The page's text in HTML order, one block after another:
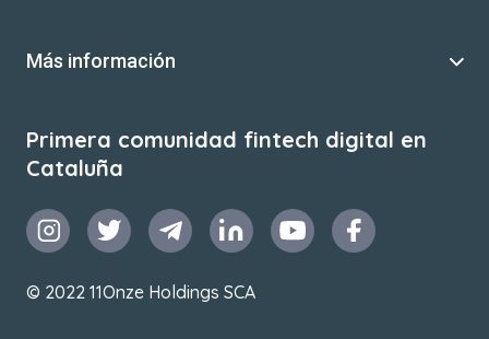
Más información
Primera comunidad fintech digital en
Cataluña
© 2022 11Onze Holdings SCA